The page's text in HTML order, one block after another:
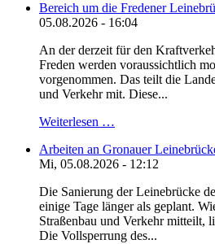
Bereich um die Fredener
05.08.2026 - 16:04
An der derzeit für den
Freden werden voraussichtlich
vorgenommen. Das teilt die
und Verkehr mit. Diese...
Weiterlesen …
Arbeiten an Gronauer
Mi, 05.08.2026 - 12:12
Die Sanierung der Leinebrücke
einige Tage länger als geplant.
Straßenbau und Verkehr mitteilt,
Die Vollsperrung des...